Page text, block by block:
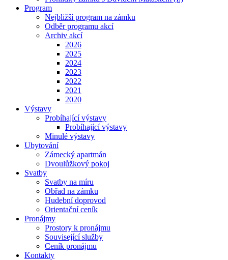
Program
Nejbližší program na zámku
Odběr programu akcí
Archiv akcí
2026
2025
2024
2023
2022
2021
2020
Výstavy
Probíhající výstavy
Probíhající výstavy
Minulé výstavy
Ubytování
Zámecký apartmán
Dvoulůžkový pokoj
Svatby
Svatby na míru
Obřad na zámku
Hudební doprovod
Orientační ceník
Pronájmy
Prostory k pronájmu
Související služby
Ceník pronájmu
Kontakty